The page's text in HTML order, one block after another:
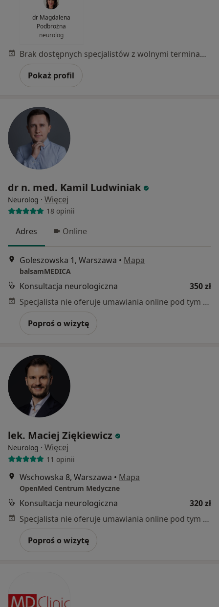
dr Magdalena
Podbrożna
neurolog
Brak dostępnych specjalistów z wolnymi terminami w tym centrum medycznym.
Pokaż profil
dr n. med. Kamil Ludwiniak
Neurolog · Więcej
18 opinii
Adres Online
Goleszowska 1, Warszawa • Mapa
balsamMEDICA
Konsultacja neurologiczna
350 zł
Specjalista nie oferuje umawiania online pod tym adresem.
Poproś o wizytę
lek. Maciej Ziękiewicz
Neurolog · Więcej
11 opinii
Wschowska 8, Warszawa • Mapa
OpenMed Centrum Medyczne
Konsultacja neurologiczna
320 zł
Specjalista nie oferuje umawiania online pod tym adresem.
Poproś o wizytę